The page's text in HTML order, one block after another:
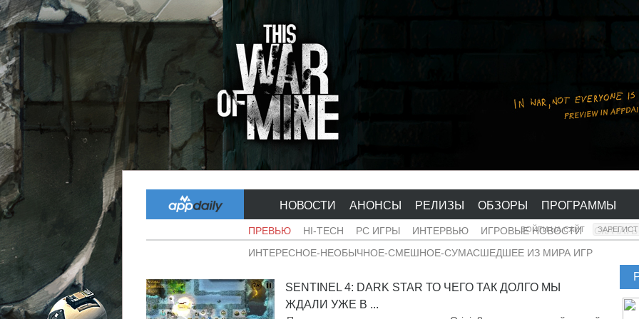
НОВОСТИ АНОНСЫ РЕЛИЗЫ ОБЗОРЫ ПРОГРАММЫ
ПРЕВЬЮ HI-TECH PC ИГРЫ ИНТЕРВЬЮ ИГРОВЫЕ НОВОСТИ
ИНТЕРЕСНОЕ-НЕОБЫЧНОЕ-СМЕШНОЕ-СУМАСШЕДШЕЕ ИЗ МИРА ИГР
ВОЙТИ НА САЙТ
SENTINEL 4: DARK STAR ТО ЧЕГО ТАК ДОЛГО МЫ
ЖДАЛИ УЖЕ В ...